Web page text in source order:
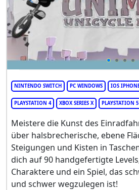
NINTENDO SWITCH PC WINDOWS IOS
PLAYSTATION 4 XBOX SERIES X PLAYSTATION 5
Meistere die Kunst des
über halsbrecherische, ebene
Steigungen und Kisten in
dich auf 90 handgefertigte
Charaktere und ein Spiel, das
und schwer wegzulegen ist!